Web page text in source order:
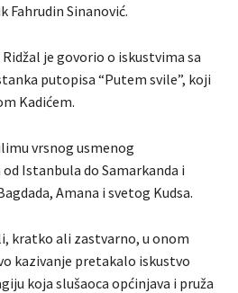
Fahrudin Sinanović.
je govorio o iskustvima sa
putopisa “Putem svile”, koji
Kadićem.
vrsnog usmenog
Istanbula do Samarkanda i
Amana i svetog Kudsa.
kratko ali zastvarno, u onom
kazivanje pretakalo iskustvo
koja slušaoca općinjava i pruža